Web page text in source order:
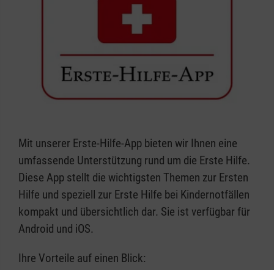
Mit unserer Erste-Hilfe-App bieten wir Ihnen eine
umfassende Unterstützung rund um die Erste Hilfe.
Diese App stellt die wichtigsten Themen zur Ersten
Hilfe und speziell zur Erste Hilfe bei Kindernotfällen
kompakt und übersichtlich dar. Sie ist verfügbar für
Android und iOS.
Ihre Vorteile auf einen Blick: